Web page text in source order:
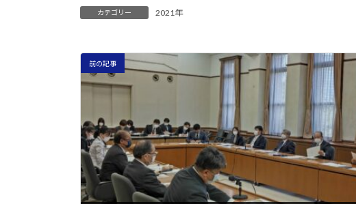
カテゴリー 2021年
前の記事